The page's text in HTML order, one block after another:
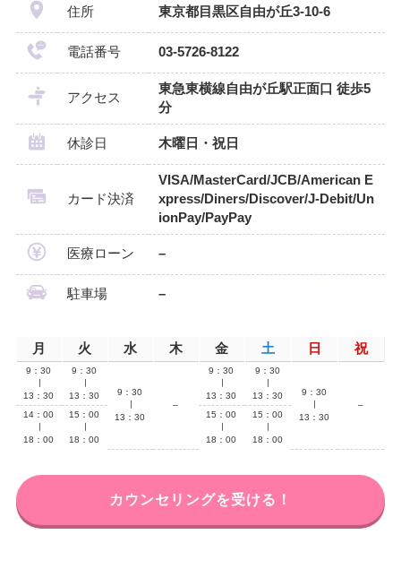
住所 東京都目黒区自由が丘3-10-6
電話番号 03-5726-8122
アクセス
東急東横線自由が丘駅正面口 徒歩5
分
休診日 木曜日・祝日
カード決済
VISA/MasterCard/JCB/American E
xpress/Diners/Discover/J-Debit/Un
ionPay/PayPay
医療ローン –
駐車場 –
月 火 水 木 金 土 日 祝
9：30
13：30
9：30
13：30
9：30
13：30
–
9：30
13：30
9：30
13：30
9：30
13：30
–
14：00
18：00
15：00
18：00
15：00
18：00
15：00
18：00
カウンセリングを受ける！